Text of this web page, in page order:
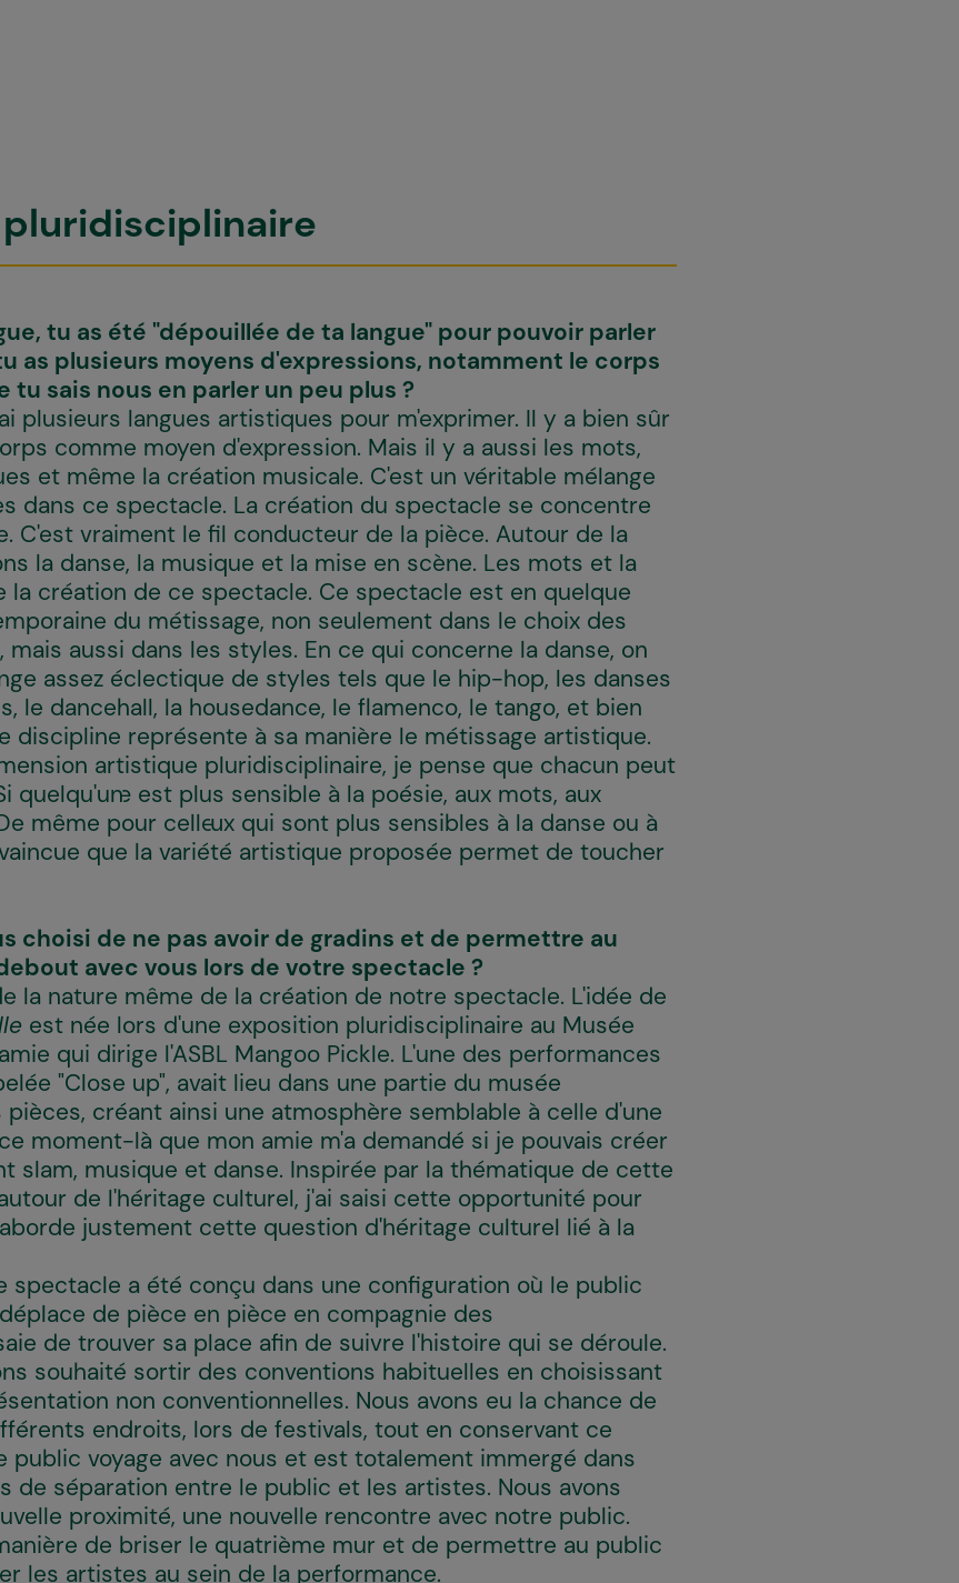
tu as été "dépouillée de ta langue" pour pouvoir parler
as plusieurs moyens d'expressions, notamment le corps
tu sais nous en parler un peu plus ?
plusieurs langues artistiques pour m'exprimer. Il y a bien sûr
comme moyen d'expression. Mais il y a aussi les mots,
et même la création musicale. C'est un véritable mélange
dans ce spectacle. La création du spectacle se concentre
C'est vraiment le fil conducteur de la pièce. Autour de la
la danse, la musique et la mise en scène. Les mots et la
création de ce spectacle. Ce spectacle est en quelque
du métissage, non seulement dans le choix des
aussi dans les styles. En ce qui concerne la danse, on
assez éclectique de styles tels que le hip-hop, les danses
le dancehall, la housedance, le flamenco, le tango, et bien
discipline représente à sa manière le métissage artistique.
artistique pluridisciplinaire, je pense que chacun peut
est plus sensible à la poésie, aux mots, aux
même pour celle·ux qui sont plus sensibles à la danse ou à
que la variété artistique proposée permet de toucher
choisi de ne pas avoir de gradins et de permettre au
avec vous lors de votre spectacle ?
la nature même de la création de notre spectacle. L'idée de
est née lors d'une exposition pluridisciplinaire au Musée
qui dirige l'ASBL Mangoo Pickle. L'une des performances
"Close up", avait lieu dans une partie du musée
créant ainsi une atmosphère semblable à celle d'une
moment-là que mon amie m'a demandé si je pouvais créer
slam, musique et danse. Inspirée par la thématique de cette
de l'héritage culturel, j'ai saisi cette opportunité pour
justement cette question d'héritage culturel lié à la
spectacle a été conçu dans une configuration où le public
de pièce en pièce en compagnie des
de trouver sa place afin de suivre l'histoire qui se déroule.
souhaité sortir des conventions habituelles en choisissant
non conventionnelles. Nous avons eu la chance de
endroits, lors de festivals, tout en conservant ce
public voyage avec nous et est totalement immergé dans
de séparation entre le public et les artistes. Nous avons
proximité, une nouvelle rencontre avec notre public.
de briser le quatrième mur et de permettre au public
les artistes au sein de la performance.